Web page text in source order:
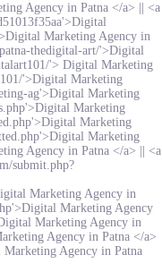
Agency in Patna </a> || <a
Marketing Agency in
thedigital-art/'>Digital
'> Digital Marketing
'>Digital Marketing
ag'>Digital Marketing
Marketing
Marketing
Marketing
Agency in Patna </a> || <a
submit.php?
Marketing Agency in
Marketing Agency
Marketing Agency in
Agency in Patna </a>
Agency in Patna